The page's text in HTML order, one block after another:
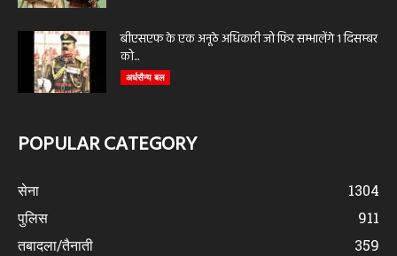
बीएसएफ के एक अनूठे अधिकारी जो फिर सम्भालेंगे 1 दिसम्बर
को...
अर्धसैन्य बल
POPULAR CATEGORY
सेना
1304
पुलिस
911
तबादला/तैनाती
359